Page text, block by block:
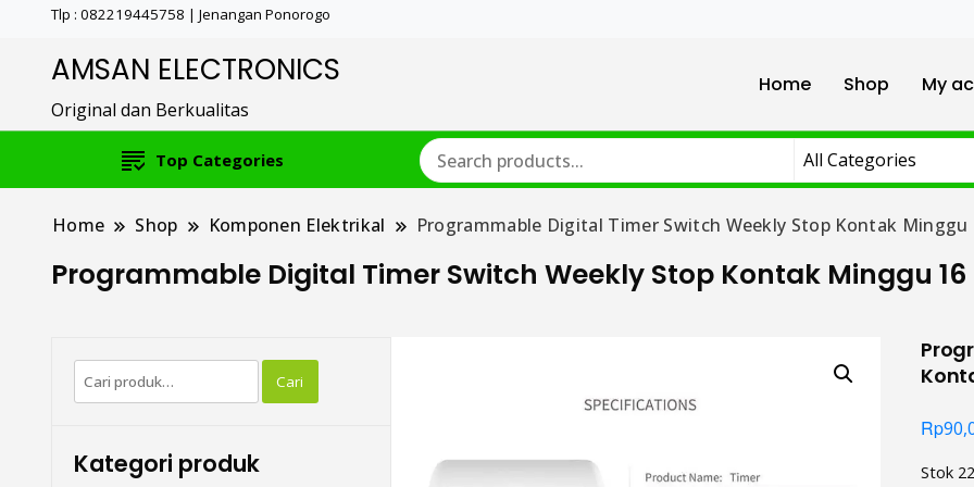
Tlp : 082219445758 | Jenangan Ponorogo
AMSAN ELECTRONICS
Original dan Berkualitas
Home Shop My
Top Categories
Home Shop Komponen Elektrikal Programmable Digital Timer Switch Weekly Stop Kontak Minggu
Programmable Digital Timer Switch Weekly Stop Kontak Minggu
Rp
Stok
Pencarian
untuk:
Cari
Kategori produk